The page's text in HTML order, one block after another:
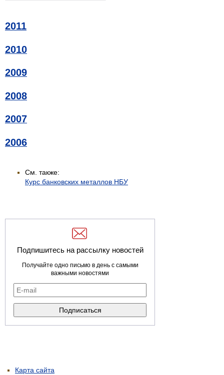
2011
2010
2009
2008
2007
2006
См. также:
Курс банковских металлов НБУ
Подпишитесь на рассылку новостей
Получайте одно письмо в день с самыми
важными новостями
Карта сайта